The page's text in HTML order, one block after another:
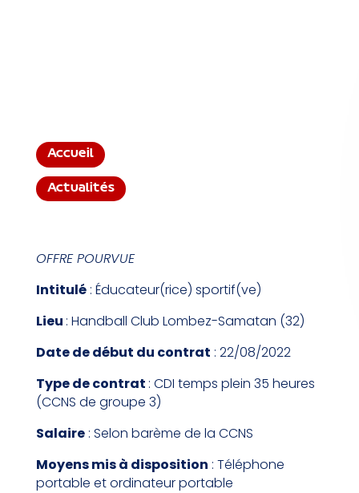
Accueil
Actualités
OFFRE POURVUE
Intitulé: Éducateur(rice) sportif(ve)
Lieu : Handball Club Lombez-Samatan (32)
Date de début du contrat : 22/08/2022
Type de contrat : CDI temps plein 35 heures
(CCNS de groupe 3)
Salaire: Selon barème de la CCNS
Moyens mis à disposition : Téléphone
portable et ordinateur portable